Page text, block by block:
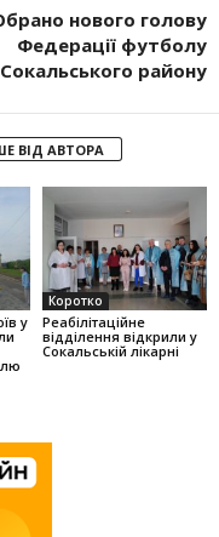
нового голову
Федерації футболу
Сокальського району
ВІД АВТОРА
у
Коротко
Реабілітаційне
відділення відкрили у
Сокальській лікарні